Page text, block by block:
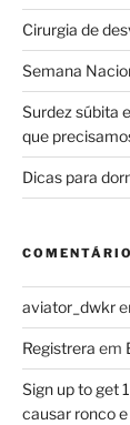
Cirurgia de
Semana
Surdez súbita
que
Dicas para
aviator_dwkr
Registrera em
Sign up to get
causar ronco